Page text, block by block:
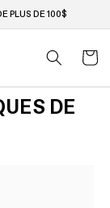
PLUS DE 100$
Panier
DE